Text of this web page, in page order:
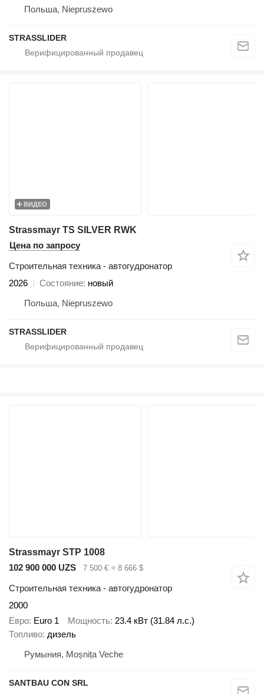
Польша, Niepruszewo
STRASSLIDER
ВИДЕО
Strassmayr TS SILVER RWK
Цена по запросу
Строительная техника - автогудронатор
2026
Состояние новый
Польша, Niepruszewo
STRASSLIDER
Strassmayr STP 1008
102 900 000 UZS
7 500 € ≈ 8 666 $
Строительная техника - автогудронатор
2000
Евро Euro 1 Мощность 23.4 кВт (31.84 л.с.)
Топливо дизель
Румыния, Moșnița Veche
SANTBAU CON SRL